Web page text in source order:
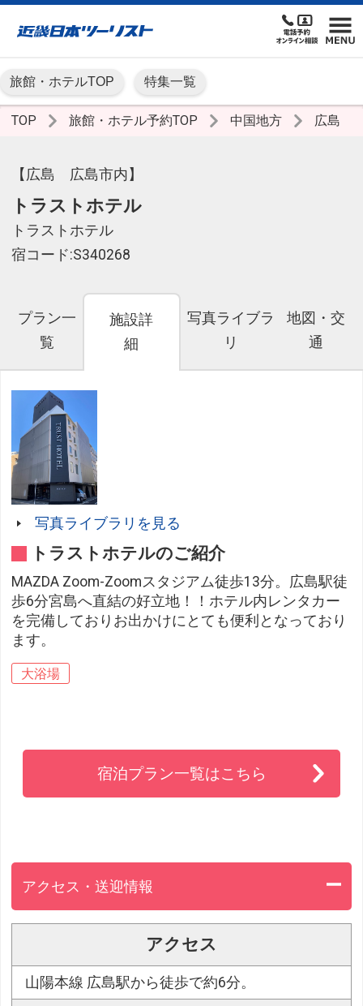
旅館・ホテルTOP 特集一覧
TOP 旅館・ホテル予約TOP 中国地方 広島
【広島 広島市内】
トラストホテル
トラストホテル
宿コード:S340268
プラン一
覧
施設詳
細
写真ライブラ
リ
地図・交
通
写真ライブラリを見る
トラストホテルのご紹介
MAZDA Zoom-Zoomスタジアム徒歩13分。広島駅徒
歩6分宮島へ直結の好立地！！ホテル内レンタカー
を完備しておりお出かけにとても便利となっており
ます。
大浴場
宿泊プラン一覧はこちら
アクセス・送迎情報
アクセス
山陽本線 広島駅から徒歩で約6分。